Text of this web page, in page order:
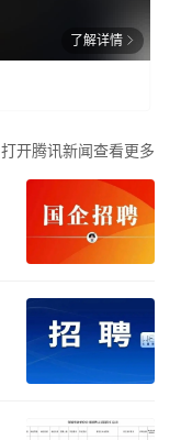
了解详情
打开腾讯新闻查看更多